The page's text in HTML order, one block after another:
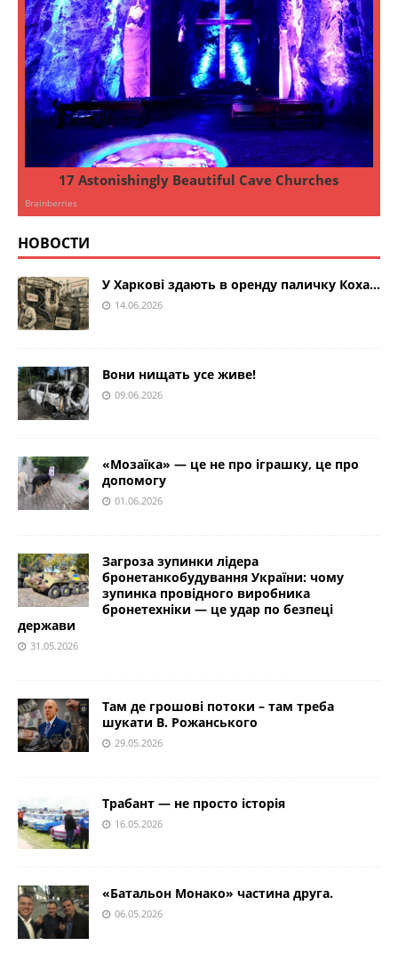
НОВОСТИ
У Харкові здають в оренду паличку Коха…
14.06.2026
Вони нищать усе живе!
09.06.2026
«Мозаїка» — це не про іграшку, це про
допомогу
01.06.2026
Загроза зупинки лідера
бронетанкобудування України: чому
зупинка провідного виробника
бронетехніки — це удар по безпеці
держави
31.05.2026
Там де грошові потоки – там треба
шукати В. Рожанського
29.05.2026
Трабант — не просто історія
16.05.2026
«Батальон Монако» частина друга.
06.05.2026